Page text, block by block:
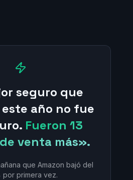
seguro que
año no fue
Fueron 13
venta más».
que Amazon bajó del
por primera vez.